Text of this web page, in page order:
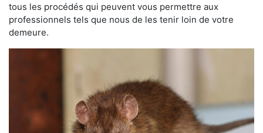
tous les procédés qui peuvent vous permettre aux
professionnels tels que nous de les tenir loin de votre
demeure.